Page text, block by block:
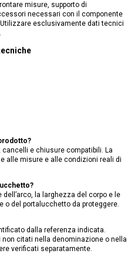
misure, supporto di
necessari con il componente
esclusivamente dati tecnici
e chiusure compatibili. La
alle misure e alle condizioni reali di
la larghezza del corpo e le
del portalucchetto da proteggere.
dalla referenza indicata.
citati nella denominazione o nella
verificati separatamente.